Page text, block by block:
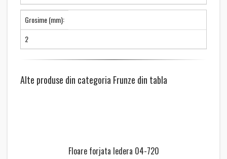
Grosime (mm):
2
Alte produse din categoria Frunze din tabla
Floare forjata Iedera 04-720